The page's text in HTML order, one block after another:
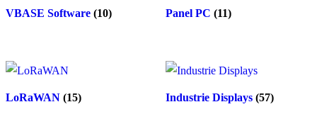
VBASE Software (10) Panel PC (11)
LoRaWAN (15) Industrie Displays (57)